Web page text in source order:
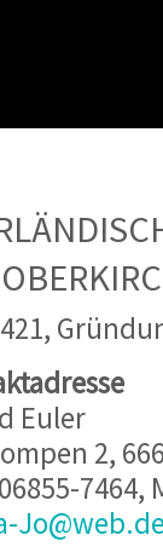
Euler
2,
7464,